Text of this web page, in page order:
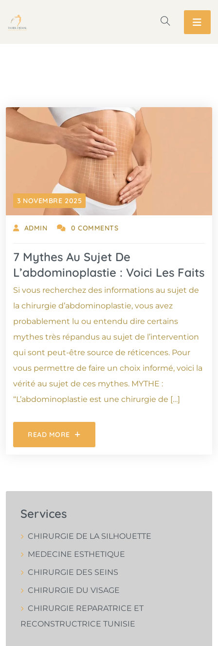
3 NOVEMBRE 2025
ADMIN 0 COMMENTS
7 Mythes Au Sujet De
L’abdominoplastie : Voici Les Faits
Si vous recherchez des informations au sujet de
la chirurgie d’abdominoplastie, vous avez
probablement lu ou entendu dire certains
mythes très répandus au sujet de l’intervention
qui sont peut-être source de réticences. Pour
vous permettre de faire un choix informé, voici la
vérité au sujet de ces mythes. MYTHE :
“L’abdominoplastie est une chirurgie de […]
READ MORE
Services
CHIRURGIE DE LA SILHOUETTE
MEDECINE ESTHETIQUE
CHIRURGIE DES SEINS
CHIRURGIE DU VISAGE
CHIRURGIE REPARATRICE ET
RECONSTRUCTRICE TUNISIE